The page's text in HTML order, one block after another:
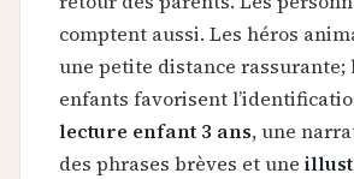
comptent aussi. Les héros
une petite distance rassurante;
enfants favorisent
lecture enfant 3 ans, une
des phrases brèves et une